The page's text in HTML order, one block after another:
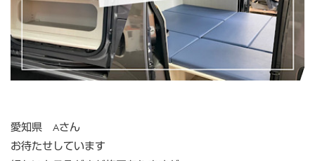
愛知県 Aさん
お待たせしています